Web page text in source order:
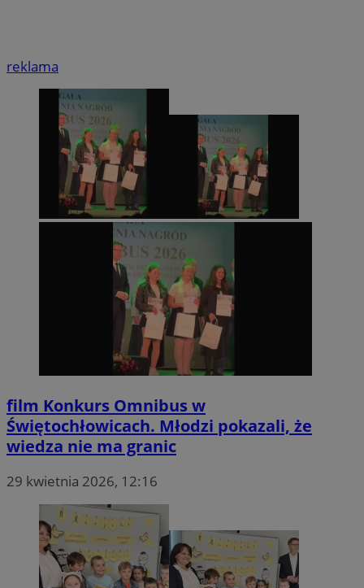
reklama
film Konkurs Omnibus w
Świętochłowicach. Młodzi pokazali, że
wiedza nie ma granic
29 kwietnia 2026, 12:16